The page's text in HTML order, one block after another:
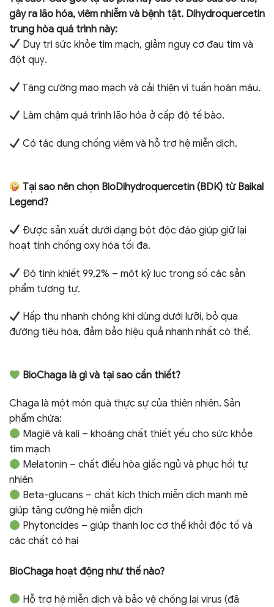
gây ra lão hóa, viêm nhiễm và bệnh tật. Dihydroquercetin
trung hòa quá trình này:
Duy trì sức khỏe tim mạch, giảm nguy cơ đau tim và
đột quỵ.
Tăng cường mao mạch và cải thiện vi tuần hoàn máu.
Làm chậm quá trình lão hóa ở cấp độ tế bào.
Có tác dụng chống viêm và hỗ trợ hệ miễn dịch.
Tại sao nên chọn BioDihydroquercetin (BDK) từ Baikal
Legend?
Được sản xuất dưới dạng bột độc đáo giúp giữ lại
hoạt tính chống oxy hóa tối đa.
Độ tinh khiết 99,2% – một kỷ lục trong số các sản
phẩm tương tự.
Hấp thụ nhanh chóng khi dùng dưới lưỡi, bỏ qua
đường tiêu hóa, đảm bảo hiệu quả nhanh nhất có thể.
BioChaga là gì và tại sao cần thiết?
Chaga là một món quà thực sự của thiên nhiên. Sản
phẩm chứa:
Magiê và kali – khoáng chất thiết yếu cho sức khỏe
tim mạch
Melatonin – chất điều hòa giấc ngủ và phục hồi tự
nhiên
Beta-glucans – chất kích thích miễn dịch mạnh mẽ
giúp tăng cường hệ miễn dịch
Phytoncides – giúp thanh lọc cơ thể khỏi độc tố và
các chất có hại
BioChaga hoạt động như thế nào?
Hỗ trợ hệ miễn dịch và bảo vệ chống lại virus (đã